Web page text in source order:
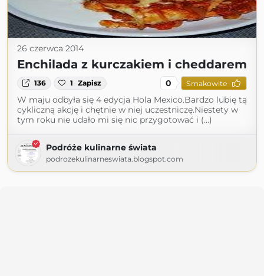
26 czerwca 2014
Enchilada z kurczakiem i cheddarem
136 1 Zapisz 0 Smakowite
W maju odbyła się 4 edycja Hola Mexico.Bardzo lubię tą
cykliczną akcję i chętnie w niej uczestniczę.Niestety w
tym roku nie udało mi się nic przygotować i (...)
Podróże kulinarne świata
podrozekulinarneswiata.blogspot.com